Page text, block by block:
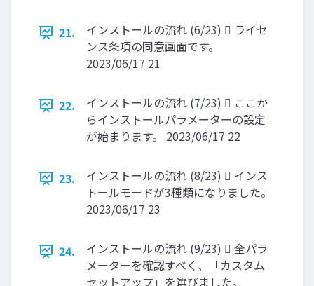
21.
インストールの流れ (6/23)  ライセ
ンス条項の同意画面です。
2023/06/17 21
22.
インストールの流れ (7/23)  ここか
らインストールパラメーターの設定
が始まります。 2023/06/17 22
23.
インストールの流れ (8/23)  インス
トールモードが3種類になりました。
2023/06/17 23
24.
インストールの流れ (9/23)  全パラ
メーターを確認すべく、「カスタム
セットアップ」を選びました。